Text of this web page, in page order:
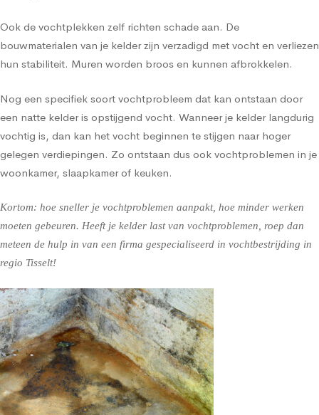
Ook de vochtplekken zelf richten schade aan. De
bouwmaterialen van je kelder zijn verzadigd met vocht en verliezen
hun stabiliteit. Muren worden broos en kunnen afbrokkelen.
Nog een specifiek soort vochtprobleem dat kan ontstaan door
een natte kelder is opstijgend vocht. Wanneer je kelder langdurig
vochtig is, dan kan het vocht beginnen te stijgen naar hoger
gelegen verdiepingen. Zo ontstaan dus ook vochtproblemen in je
woonkamer, slaapkamer of keuken.
Kortom: hoe sneller je vochtproblemen aanpakt, hoe minder werken
moeten gebeuren. Heeft je kelder last van vochtproblemen, roep dan
meteen de hulp in van een firma gespecialiseerd in vochtbestrijding in
regio Tisselt!